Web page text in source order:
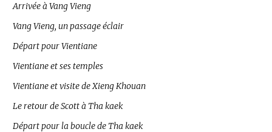
Arrivée à Vang Vieng
Vang Vieng, un passage éclair
Départ pour Vientiane
Vientiane et ses temples
Vientiane et visite de Xieng Khouan
Le retour de Scott à Tha kaek
Départ pour la boucle de Tha kaek